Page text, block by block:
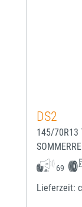
DS2
145/70R13
69
Lieferzeit: